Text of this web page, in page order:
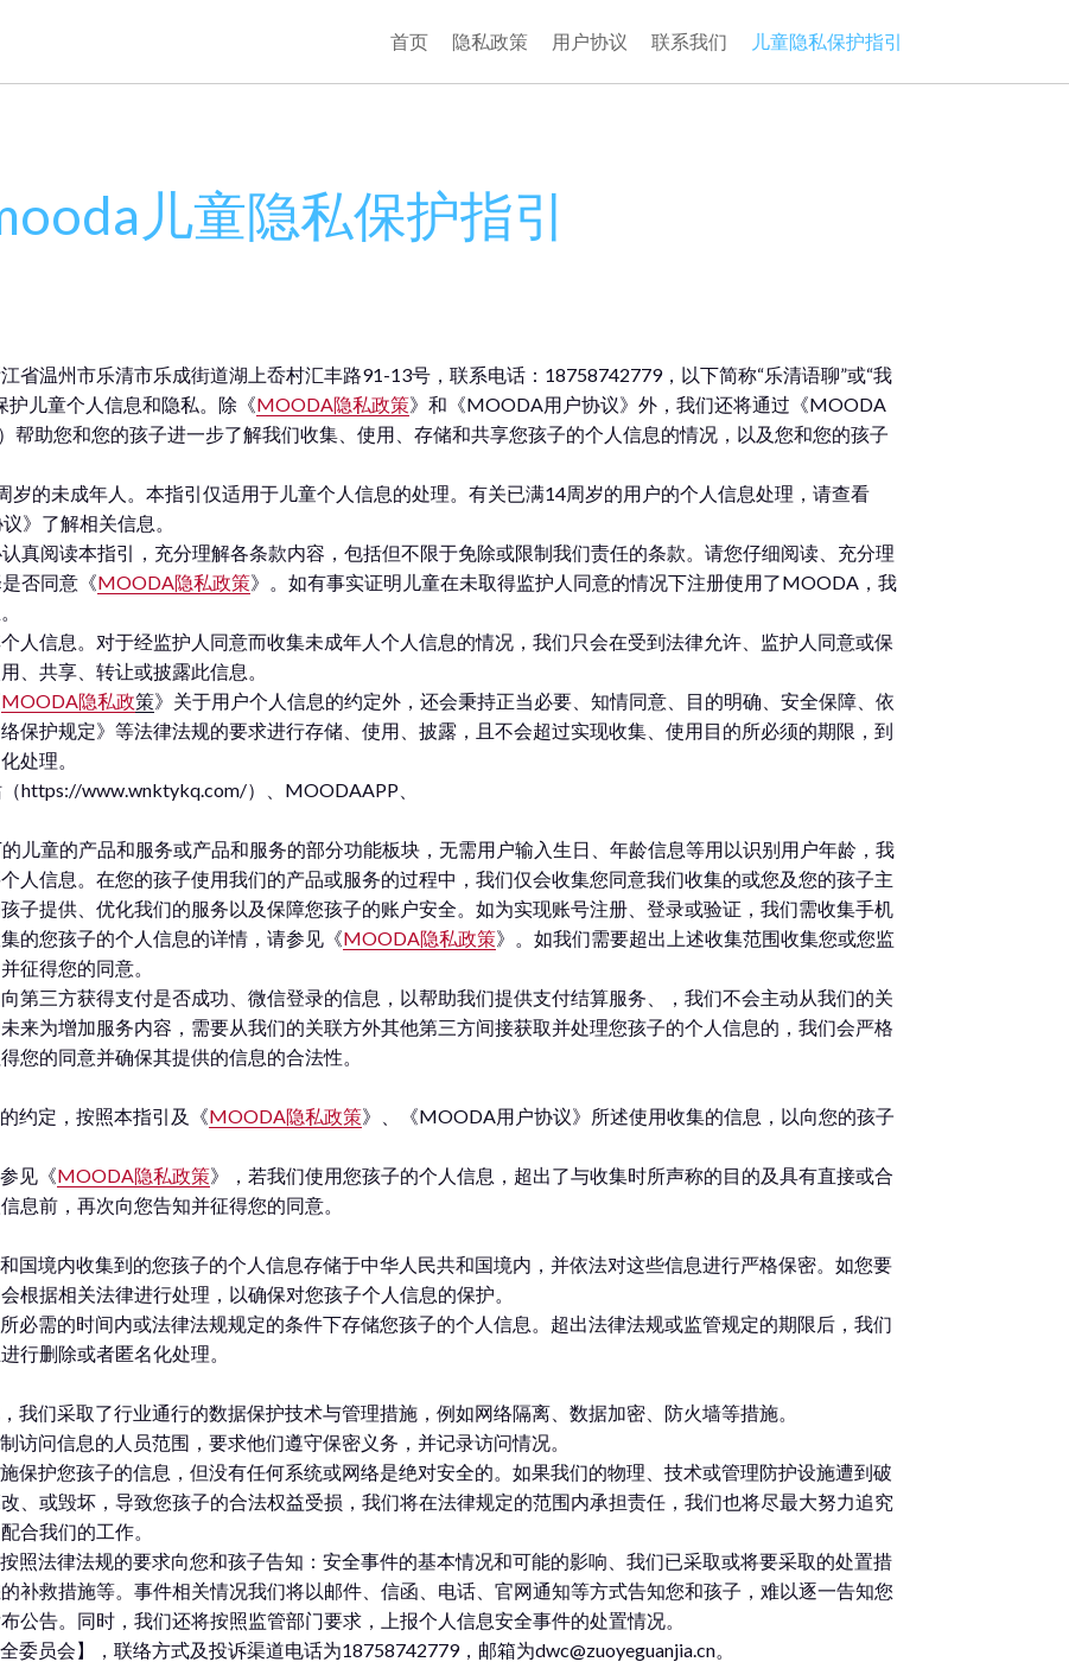
首页 隐私政策 用户协议 联系我们 儿童隐私保护指引
儿童隐私保护指引
省温州市乐清市乐成街道湖上岙村汇丰路91-13号，联系电话：18758742779，以下简称“乐清语聊”或“我
儿童个人信息和隐私。除《MOODA隐私政策》和《MOODA用户协议》外，我们还将通过《MOODA
帮助您和您的孩子进一步了解我们收集、使用、存储和共享您孩子的个人信息的情况，以及您和您的孩子
岁的未成年人。本指引仅适用于儿童个人信息的处理。有关已满14周岁的用户的个人信息处理，请查看
》了解相关信息。
真阅读本指引，充分理解各条款内容，包括但不限于免除或限制我们责任的条款。请您仔细阅读、充分理
否同意《MOODA隐私政策》。如有事实证明儿童在未取得监护人同意的情况下注册使用了MOODA，我
人信息。对于经监护人同意而收集未成年人个人信息的情况，我们只会在受到法律允许、监护人同意或保
、共享、转让或披露此信息。
MOODA隐私政策》关于用户个人信息的约定外，还会秉持正当必要、知情同意、目的明确、安全保障、依
保护规定》等法律法规的要求进行存储、使用、披露，且不会超过实现收集、使用目的所必须的期限，到
处理。
https://www.wnktykq.com/）、MOODAAPP、
儿童的产品和服务或产品和服务的部分功能板块，无需用户输入生日、年龄信息等用以识别用户年龄，我
人信息。在您的孩子使用我们的产品或服务的过程中，我们仅会收集您同意我们收集的或您及您的孩子主
子提供、优化我们的服务以及保障您孩子的账户安全。如为实现账号注册、登录或验证，我们需收集手机
的您孩子的个人信息的详情，请参见《MOODA隐私政策》。如我们需要超出上述收集范围收集您或您监
征得您的同意。
第三方获得支付是否成功、微信登录的信息，以帮助我们提供支付结算服务、，我们不会主动从我们的关
来为增加服务内容，需要从我们的关联方外其他第三方间接获取并处理您孩子的个人信息的，我们会严格
您的同意并确保其提供的信息的合法性。
约定，按照本指引及《MOODA隐私政策》、《MOODA用户协议》所述使用收集的信息，以向您的孩子
见《MOODA隐私政策》，若我们使用您孩子的个人信息，超出了与收集时所声称的目的及具有直接或合
息前，再次向您告知并征得您的同意。
国境内收集到的您孩子的个人信息存储于中华人民共和国境内，并依法对这些信息进行严格保密。如您要
根据相关法律进行处理，以确保对您孩子个人信息的保护。
必需的时间内或法律法规规定的条件下存储您孩子的个人信息。超出法律法规或监管规定的期限后，我们
行删除或者匿名化处理。
我们采取了行业通行的数据保护技术与管理措施，例如网络隔离、数据加密、防火墙等措施。
访问信息的人员范围，要求他们遵守保密义务，并记录访问情况。
保护您孩子的信息，但没有任何系统或网络是绝对安全的。如果我们的物理、技术或管理防护设施遭到破
、或毁坏，导致您孩子的合法权益受损，我们将在法律规定的范围内承担责任，我们也将尽最大努力追究
合我们的工作。
照法律法规的要求向您和孩子告知：安全事件的基本情况和可能的影响、我们已采取或将要采取的处置措
补救措施等。事件相关情况我们将以邮件、信函、电话、官网通知等方式告知您和孩子，难以逐一告知您
公告。同时，我们还将按照监管部门要求，上报个人信息安全事件的处置情况。
委员会】，联络方式及投诉渠道电话为18758742779，邮箱为dwc@zuoyeguanjia.cn。